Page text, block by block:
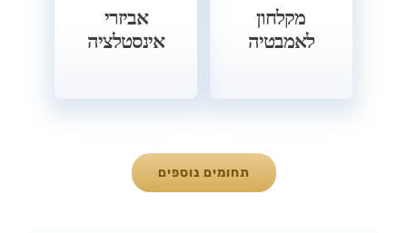
מקלחון
לאמבטיה
אביזרי
אינסטלציה
תחומים נוספים